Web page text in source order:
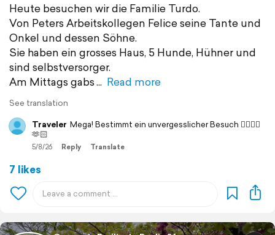
Heute besuchen wir die Familie Turdo.
Von Peters Arbeitskollegen Felice seine Tante und
Onkel und dessen Söhne.
Sie haben ein grosses Haus, 5 Hunde, Hühner und
sind selbstversorger.
Am Mittags gabs
Read more
See translation
Traveler Mega! Bestimmt ein unvergesslicher Besuch 👌🏻👍🏻
🫶🏻
5/8/26 Reply Translate
7 likes